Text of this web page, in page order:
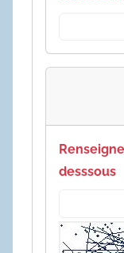
desssous